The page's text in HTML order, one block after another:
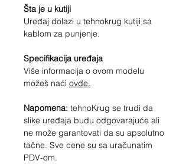
Šta je u kutiji
Uređaj dolazi u tehnokrug kutiji sa
kablom za punjenje.
Specifikacija uređaja
Više informacija o ovom modelu
možeš naći ovde.
Napomena: tehnoKrug se trudi da
slike uređaja budu odgovarajuće ali
ne može garantovati da su apsolutno
tačne. Sve cene su sa uračunatim
PDV-om.